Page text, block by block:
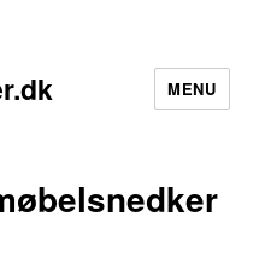
MENU